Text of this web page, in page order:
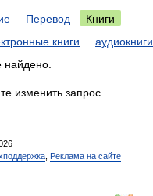
Перевод
Книги
книги
аудиокниги
найдено.
изменить запрос
Реклама на сайте